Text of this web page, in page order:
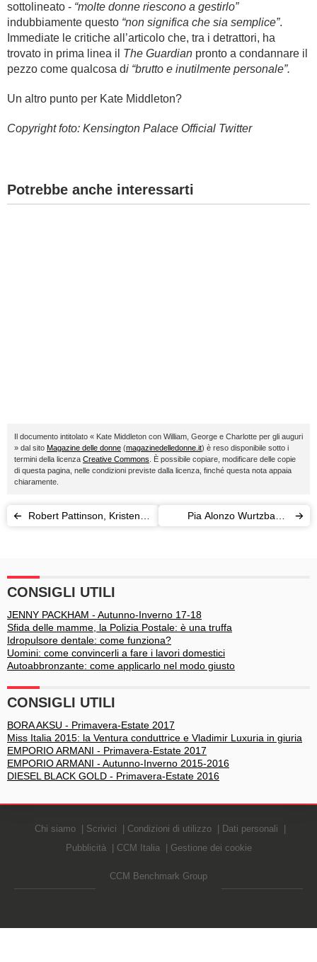
sottolineato - “molte donne riescono a gestirlo”
indubbiamente questo “non significa che sia semplice”.
Immediate le critiche all’articolo che, tra i detrattori, ha
trovato in prima linea il The Guardian pronto a condannare il
pezzo come qualcosa di “brutto e inutilmente personale”.
Un altro punto per Kate Middleton?
Copyright foto: Kensington Palace Official Twitter
Potrebbe anche interessarti
Il documento intitolato « Kate Middleton con William, George e Charlotte per gli auguri
» dal sito Magazine delle donne (magazinedelledonne.it) è reso disponibile sotto i
termini della licenza Creative Commons . È possibile copiare, modificare delle copie
di questa pagina, nelle condizioni previste dalla licenza, finché questa nota appaia
chiaramente.
Robert Pattinson, Kristen
Pia Alonzo Wurtzbach:
CONSIGLI UTILI
JENNY PACKHAM - Autunno-Inverno 17-18
Sfida delle mamme, la Polizia Postale: è una truffa
Idropulsore dentale: come funziona?
Uomini: come convincerli a fare i lavori domestici
Autoabbronzante: come applicarlo nel modo giusto
CONSIGLI UTILI
BORA AKSU - Primavera-Estate 2017
Miss Italia 2015: la Ventura conduttrice e Vladimir Luxuria in giuria
EMPORIO ARMANI - Primavera-Estate 2017
EMPORIO ARMANI - Autunno-Inverno 2015-2016
DIESEL BLACK GOLD - Primavera-Estate 2016
Chi siamo Scrivici Condizioni di utilizzo
Dati personali
Pubblicità
CCM Italia Gestione dei cookie
CCM Benchmark Group